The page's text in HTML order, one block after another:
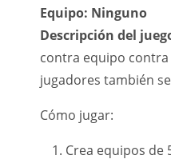
Equipo: Ninguno
Descripción del
contra equipo
jugadores también
Cómo jugar:
Crea equipos de